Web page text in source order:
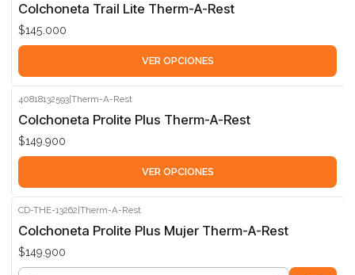
Colchoneta Trail Lite Therm-A-Rest
$145.000
VER OPCIONES
40818132593 |Therm-A-Rest
Colchoneta Prolite Plus Therm-A-Rest
$149.900
VER OPCIONES
CD-THE-13262|Therm-A-Rest
Colchoneta Prolite Plus Mujer Therm-A-Rest
$149.900